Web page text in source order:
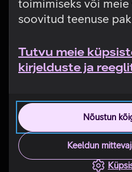
toimimiseks või
soovitud teenuse
Tutvu meie
kirjelduste ja
Nõustun
Keeldun